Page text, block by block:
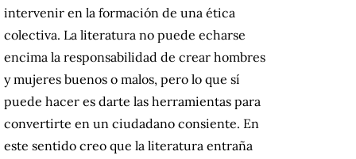
intervenir en la formación de una ética
colectiva. La literatura no puede echarse
encima la responsabilidad de crear hombres
y mujeres buenos o malos, pero lo que sí
puede hacer es darte las herramientas para
convertirte en un ciudadano consiente. En
este sentido creo que la literatura entraña